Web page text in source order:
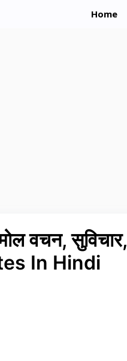
Home
वचन,
In Hindi